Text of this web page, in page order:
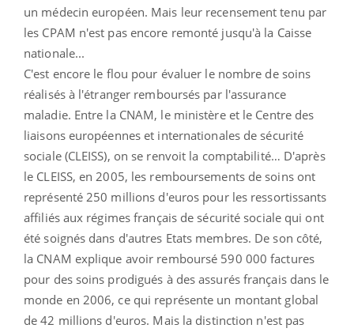
un médecin européen. Mais leur recensement tenu par
les CPAM n'est pas encore remonté jusqu'à la Caisse
nationale...
C'est encore le flou pour évaluer le nombre de soins
réalisés à l'étranger remboursés par l'assurance
maladie. Entre la CNAM, le ministère et le Centre des
liaisons européennes et internationales de sécurité
sociale (CLEISS), on se renvoit la comptabilité… D'après
le CLEISS, en 2005, les remboursements de soins ont
représenté 250 millions d'euros pour les ressortissants
affiliés aux régimes français de sécurité sociale qui ont
été soignés dans d'autres Etats membres. De son côté,
la CNAM explique avoir remboursé 590 000 factures
pour des soins prodigués à des assurés français dans le
monde en 2006, ce qui représente un montant global
de 42 millions d'euros. Mais la distinction n'est pas